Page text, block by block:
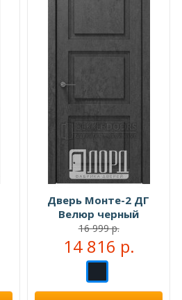
Дверь Монте-2 ДГ
Велюр черный
16 999 р.
14 816 р.